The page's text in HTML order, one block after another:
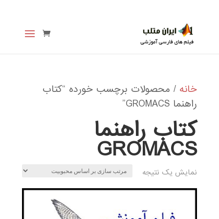
خانه / محصولات برچسب خورده “کتاب
راهنما GROMACS”
کتاب راهنما
GROMACS
نمایش یک نتیجه